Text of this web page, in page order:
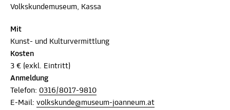
Volkskundemuseum, Kassa
Mit
Kunst- und Kulturvermittlung
Kosten
3 € (exkl. Eintritt)
Anmeldung
Telefon: 0316/8017-9810
E-Mail: volkskunde@museum-joanneum.at